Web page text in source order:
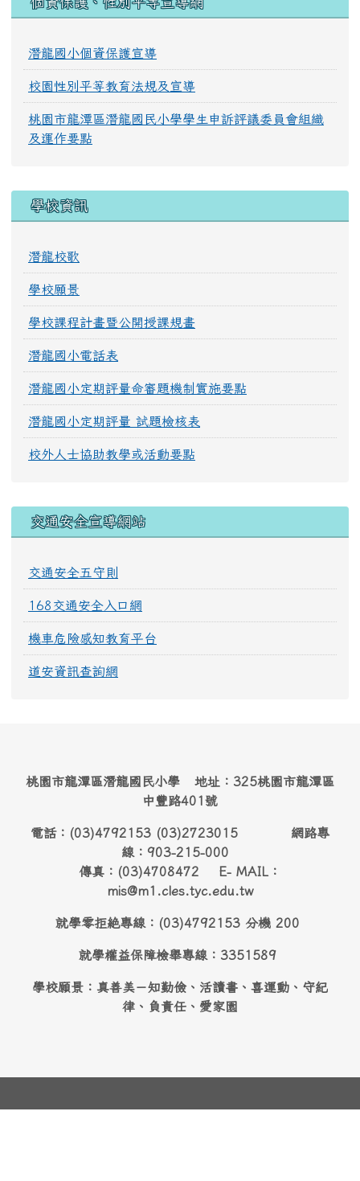
潛龍國小個資保護宣導
校園性別平等教育法規及宣導
桃園市龍潭區潛龍國民小學學生申訴評議委員會組織
及運作要點
學校資訊
潛龍校歌
學校願景
學校課程計畫暨公開授課規畫
潛龍國小電話表
潛龍國小定期評量命審題機制實施要點
潛龍國小定期評量 試題檢核表
校外人士協助教學或活動要點
交通安全宣導網站
交通安全五守則
168交通安全入口網
機車危險感知教育平台
道安資訊查詢網
桃園市龍潭區潛龍國民小學 地址：325桃園市龍潭區
中豐路401號
電話：(03)4792153 (03)2723015 網路專
線：903-215-000
傳真：(03)4708472 E- MAIL：
mis@m1.cles.tyc.edu.tw
就學零拒絶專線：(03)4792153 分機 200
就學權益保障檢舉專線：3351589
學校願景：真善美－知勤儉、活讀書、喜運動、守紀
律、負責任、愛家園